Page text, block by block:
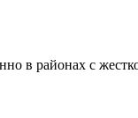
в районах с